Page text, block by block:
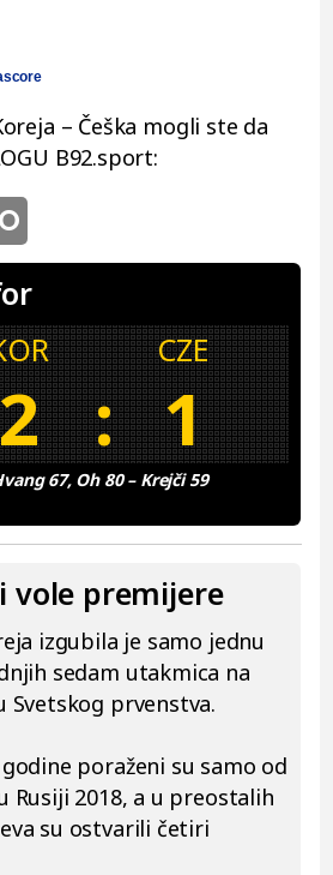
– Češka mogli ste da
B92.sport:
67, Oh 80 – Krejči 59
CZE
2 : 1
vole premijere
izgubila je samo jednu
sedam utakmica na
Svetskog prvenstva.
godine poraženi su samo od
Rusiji 2018, a u preostalih
su ostvarili četiri